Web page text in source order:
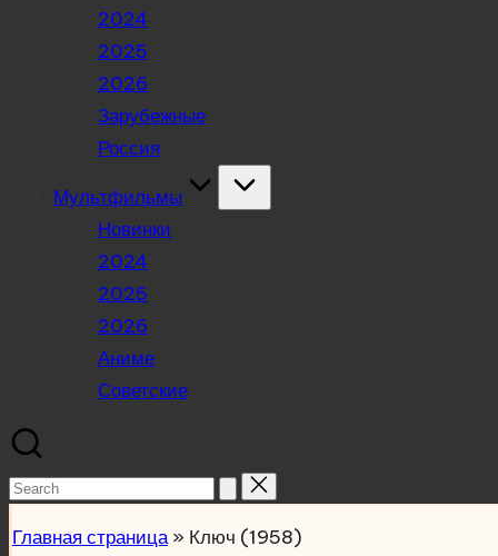
2024
2025
2026
Зарубежные
Россия
Мультфильмы
Новинки
2024
2025
2026
Аниме
Советские
Search
Главная страница» Ключ (1958)